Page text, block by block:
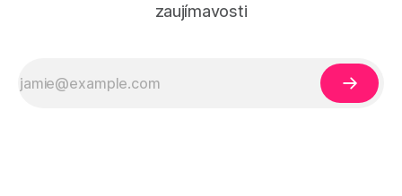
zaujímavosti